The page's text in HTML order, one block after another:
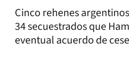
Cinco rehenes
34 secuestrados que
eventual acuerdo de